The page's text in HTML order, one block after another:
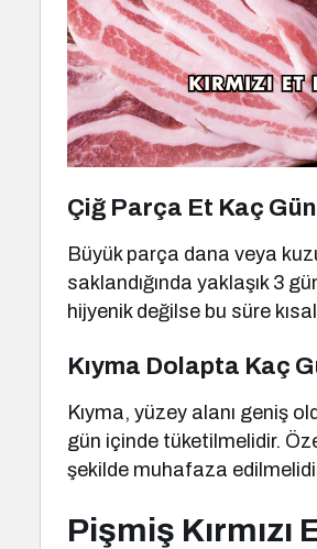
Çiğ Parça Et Kaç
Büyük parça dana veya
saklandığında yaklaşık 3
hijyenik değilse bu süre
Kıyma Dolapta Kaç
Kıyma, yüzey alanı geniş
gün içinde tüketilmelidir.
şekilde muhafaza
Pişmiş